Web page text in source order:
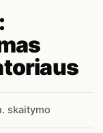
skaitymo